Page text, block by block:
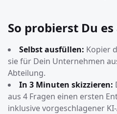
So probierst Du es
Selbst ausfüllen: Kopier
sie für Dein Unternehmen
Abteilung.
In 3 Minuten skizzieren:
aus 4 Fragen einen ersten
inklusive vorgeschlagener